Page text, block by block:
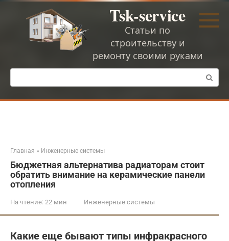
Перейти
Tsk-service
Статьи по
строительству и
ремонту своими руками
Поиск:
Главная » Инженерные системы
Бюджетная альтернатива радиаторам стоит
обратить внимание на керамические панели
отопления
На чтение: 22 мин Инженерные системы
Какие еще бывают типы инфракрасного